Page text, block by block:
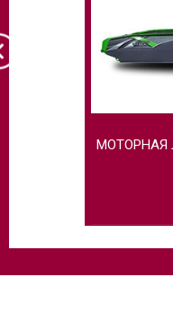
МОТОРНАЯ